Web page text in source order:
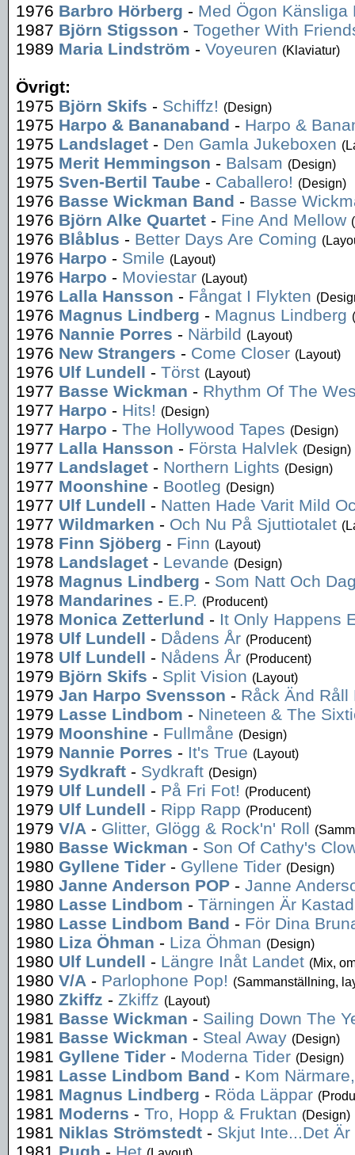
1976 Barbro Hörberg - Med Ögon Känsliga
1987 Björn Stigsson - Together With
1989 Maria Lindström - Voyeuren (Klaviatur)
Övrigt:
1975 Björn Skifs - Schiffz! (Design)
1975 Harpo & Bananaband - Harpo &
1975 Landslaget - Den Gamla Jukeboxen
1975 Merit Hemmingson - Balsam (Design)
1975 Sven-Bertil Taube - Caballero! (Design)
1976 Basse Wickman Band - Basse
1976 Björn Alke Quartet - Fine And Mellow
1976 Blåblus - Better Days Are Coming
1976 Harpo - Smile (Layout)
1976 Harpo - Moviestar (Layout)
1976 Lalla Hansson - Fångat I Flykten
1976 Magnus Lindberg - Magnus Lindberg
1976 Nannie Porres - Närbild (Layout)
1976 New Strangers - Come Closer (Layout)
1976 Ulf Lundell - Törst (Layout)
1977 Basse Wickman - Rhythm Of The
1977 Harpo - Hits! (Design)
1977 Harpo - The Hollywood Tapes (Design)
1977 Lalla Hansson - Första Halvlek (Design)
1977 Landslaget - Northern Lights (Design)
1977 Moonshine - Bootleg (Design)
1977 Ulf Lundell - Natten Hade Varit Mild
1977 Wildmarken - Och Nu På Sjuttiotalet
1978 Finn Sjöberg - Finn (Layout)
1978 Landslaget - Levande (Design)
1978 Magnus Lindberg - Som Natt Och
1978 Mandarines - E.P. (Producent)
1978 Monica Zetterlund - It Only Happens
1978 Ulf Lundell - Dådens År (Producent)
1978 Ulf Lundell - Nådens År (Producent)
1979 Björn Skifs - Split Vision (Layout)
1979 Jan Harpo Svensson - Råck Änd Råll
1979 Lasse Lindbom - Nineteen & The
1979 Moonshine - Fullmåne (Design)
1979 Nannie Porres - It's True (Layout)
1979 Sydkraft - Sydkraft (Design)
1979 Ulf Lundell - På Fri Fot! (Producent)
1979 Ulf Lundell - Ripp Rapp (Producent)
1979 V/A - Glitter, Glögg & Rock'n' Roll
1980 Basse Wickman - Son Of Cathy's
1980 Gyllene Tider - Gyllene Tider (Design)
1980 Janne Anderson POP - Janne
1980 Lasse Lindbom - Tärningen Är Kastad
1980 Lasse Lindbom Band - För Dina
1980 Liza Öhman - Liza Öhman (Design)
1980 Ulf Lundell - Längre Inåt Landet (Mix,
1980 V/A - Parlophone Pop! (Sammanställning,
1980 Zkiffz - Zkiffz (Layout)
1981 Basse Wickman - Sailing Down The
1981 Basse Wickman - Steal Away (Design)
1981 Gyllene Tider - Moderna Tider (Design)
1981 Lasse Lindbom Band - Kom
1981 Magnus Lindberg - Röda Läppar
1981 Moderns - Tro, Hopp & Fruktan (Design)
1981 Niklas Strömstedt - Skjut Inte...Det